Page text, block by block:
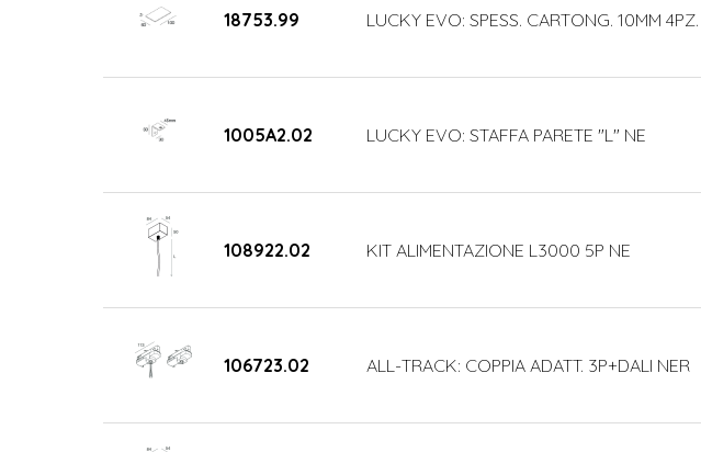
18753.99 LUCKY EVO: SPESS. CARTONG. 10MM 4PZ.
1005A2.02 LUCKY EVO: STAFFA PARETE "L" NE
108922.02 KIT ALIMENTAZIONE L3000 5P NE
106723.02 ALL-TRACK: COPPIA ADATT. 3P+DALI NER